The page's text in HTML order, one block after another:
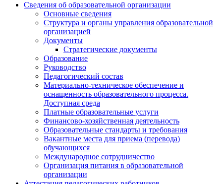
Сведения об образовательной организации
Основные сведения
Структура и органы управления образовательной
организацией
Документы
Стратегические документы
Образование
Руководство
Педагогический состав
Материально-техническое обеспечение и
оснащенность образовательного процесса.
Доступная среда
Платные образовательные услуги
Финансово-хозяйственная деятельность
Образовательные стандарты и требования
Вакантные места для приема (перевода)
обучающихся
Международное сотрудничество
Организация питания в образовательной
организации